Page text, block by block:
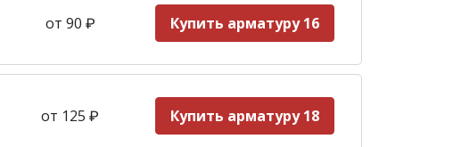
от 90 ₽ Купить арматуру 16
от 125 ₽ Купить арматуру 18